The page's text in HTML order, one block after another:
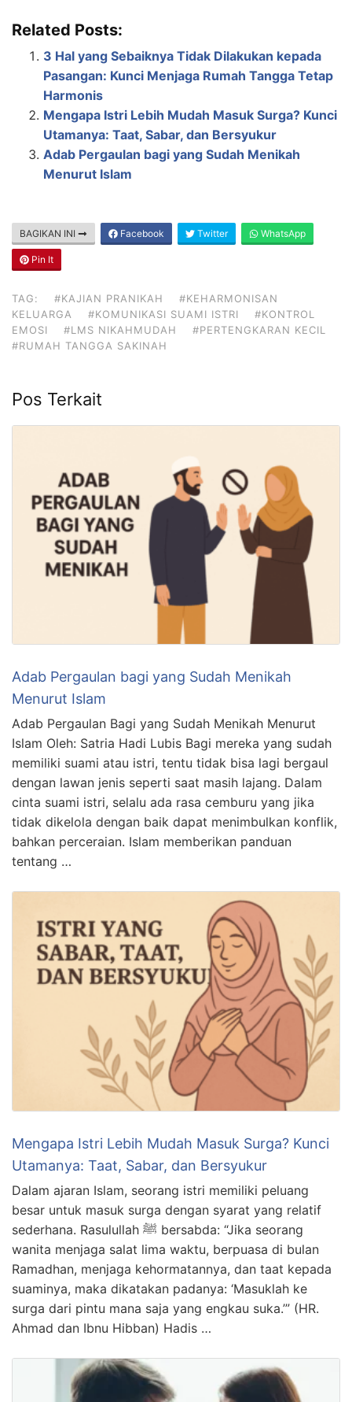
Related Posts:
3 Hal yang Sebaiknya Tidak Dilakukan kepada
Pasangan: Kunci Menjaga Rumah Tangga Tetap
Harmonis
Mengapa Istri Lebih Mudah Masuk Surga? Kunci
Utamanya: Taat, Sabar, dan Bersyukur
Adab Pergaulan bagi yang Sudah Menikah
Menurut Islam
BAGIKAN INI Facebook Twitter WhatsApp
Pin It
TAG: #KAJIAN PRANIKAH
#KEHARMONISAN
KELUARGA
#KOMUNIKASI SUAMI ISTRI
#KONTROL
EMOSI
#LMS NIKAHMUDAH
#PERTENGKARAN KECIL
#RUMAH TANGGA SAKINAH
Pos Terkait
Adab Pergaulan bagi yang Sudah Menikah
Menurut Islam
Adab Pergaulan Bagi yang Sudah Menikah Menurut
Islam Oleh: Satria Hadi Lubis Bagi mereka yang sudah
memiliki suami atau istri, tentu tidak bisa lagi bergaul
dengan lawan jenis seperti saat masih lajang. Dalam
cinta suami istri, selalu ada rasa cemburu yang jika
tidak dikelola dengan baik dapat menimbulkan konflik,
bahkan perceraian. Islam memberikan panduan
tentang …
Mengapa Istri Lebih Mudah Masuk Surga? Kunci
Utamanya: Taat, Sabar, dan Bersyukur
Dalam ajaran Islam, seorang istri memiliki peluang
besar untuk masuk surga dengan syarat yang relatif
sederhana. Rasulullah ﷺ bersabda: “Jika seorang
wanita menjaga salat lima waktu, berpuasa di bulan
Ramadhan, menjaga kehormatannya, dan taat kepada
suaminya, maka dikatakan padanya: ‘Masuklah ke
surga dari pintu mana saja yang engkau suka.’” (HR.
Ahmad dan Ibnu Hibban) Hadis …